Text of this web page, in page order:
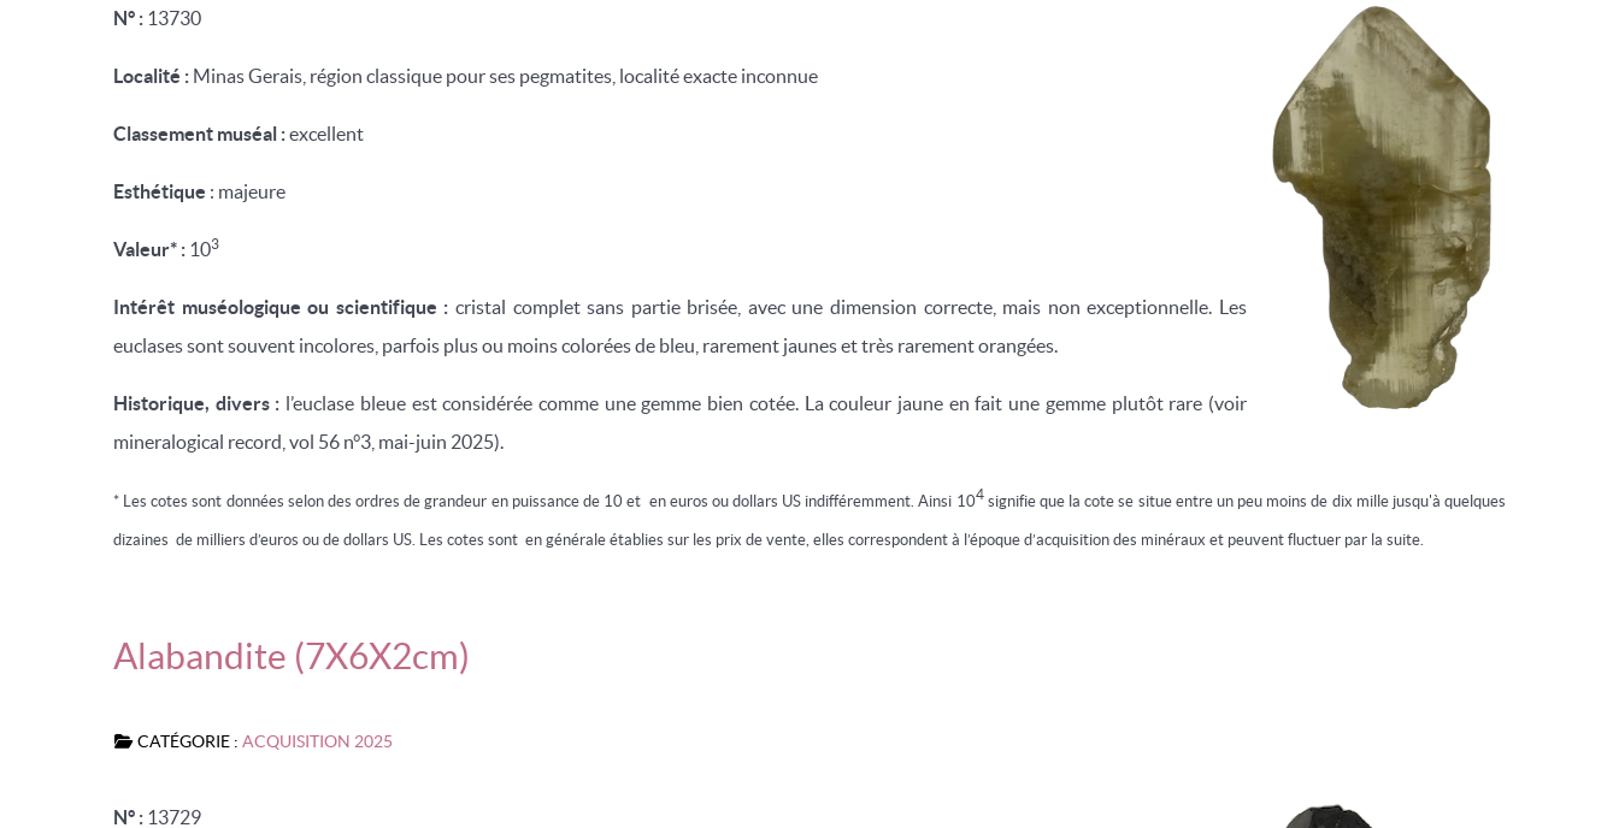
N° : 13730
Localité : Minas Gerais, région classique pour ses pegmatites, localité exacte inconnue
Classement muséal :excellent
Esthétique : majeure
Valeur* : 103
Intérêt muséologique ou scientifique : cristal complet sans partie brisée, avec une dimension correcte, mais non exceptionnelle. Les
euclases sont souvent incolores, parfois plus ou moins colorées de bleu, rarement jaunes et très rarement orangées.
Historique, divers : l’euclase bleue est considérée comme une gemme bien cotée. La couleur jaune en fait une gemme plutôt rare (voir
mineralogical record, vol 56 n°3, mai-juin 2025).
* Les cotes sont données selon des ordres de grandeur en puissance de 10 et en euros ou dollars US indifféremment. Ainsi 104signifie que la cote se situe entre un peu moins de dix mille jusqu'à quelques
dizaines de milliers d’euros ou de dollars US. Les cotes sont en générale établies sur les prix de vente, elles correspondent à l’époque d’acquisition des minéraux et peuvent fluctuer par la suite.
Alabandite (7X6X2cm)
CATÉGORIE : ACQUISITION 2025
N° : 13729